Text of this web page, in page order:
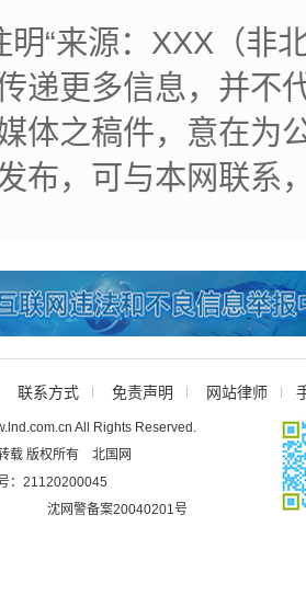
明“来源：XXX（非
递更多信息，并不
体之稿件，意在为
布，可与本网联系
联系方式 免责声明 网站律师
All Rights Reserved.
载 版权所有 北国网
：21120200045
沈网警备案20040201号